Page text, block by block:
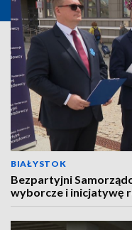
BIAŁYSTOK
Bezpartyjni
wyborcze i inicjatywę